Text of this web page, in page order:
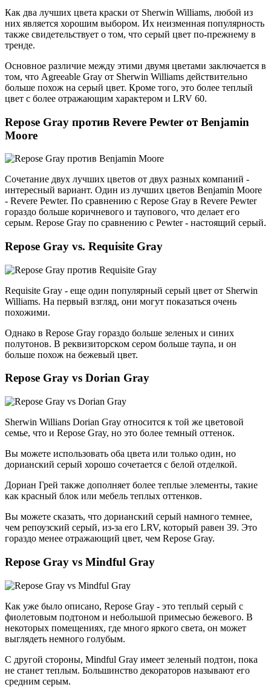
Как два лучших цвета краски от Sherwin Williams, любой из
них является хорошим выбором. Их неизменная популярность
также свидетельствует о том, что серый цвет по-прежнему в
тренде.
Основное различие между этими двумя цветами заключается в
том, что Agreeable Gray от Sherwin Williams действительно
больше похож на серый цвет. Кроме того, это более теплый
цвет с более отражающим характером и LRV 60.
Repose Gray против Revere Pewter от Benjamin
Moore
Сочетание двух лучших цветов от двух разных компаний -
интересный вариант. Один из лучших цветов Benjamin Moore
- Revere Pewter. По сравнению с Repose Gray в Revere Pewter
гораздо больше коричневого и таупового, что делает его
серым. Repose Gray по сравнению с Pewter - настоящий серый.
Repose Gray vs. Requisite Gray
Requisite Gray - еще один популярный серый цвет от Sherwin
Williams. На первый взгляд, они могут показаться очень
похожими.
Однако в Repose Gray гораздо больше зеленых и синих
полутонов. В реквизиторском сером больше таупа, и он
больше похож на бежевый цвет.
Repose Gray vs Dorian Gray
Sherwin Willians Dorian Gray относится к той же цветовой
семье, что и Repose Gray, но это более темный оттенок.
Вы можете использовать оба цвета или только один, но
дорианский серый хорошо сочетается с белой отделкой.
Дориан Грей также дополняет более теплые элементы, такие
как красный блок или мебель теплых оттенков.
Вы можете сказать, что дорианский серый намного темнее,
чем репоузский серый, из-за его LRV, который равен 39. Это
гораздо менее отражающий цвет, чем Repose Gray.
Repose Gray vs Mindful Gray
Как уже было описано, Repose Gray - это теплый серый с
фиолетовым подтоном и небольшой примесью бежевого. В
некоторых помещениях, где много яркого света, он может
выглядеть немного голубым.
С другой стороны, Mindful Gray имеет зеленый подтон, пока
не станет теплым. Большинство декораторов называют его
средним серым.